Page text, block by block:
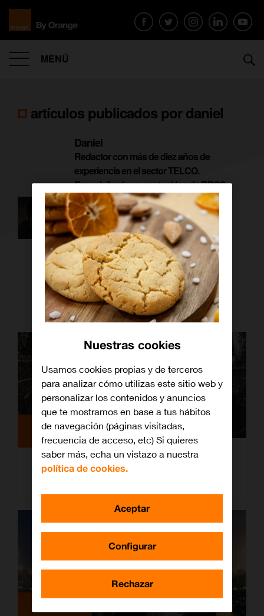
MENÚ
artículos publicados pordaniel
Daniel
Redactor con más de diez años de
experiencia en el sector TELCO.
Especializado en contenidos de RRSS,
cultura, televisión, videojuegos y cine. Te
contamos el día a día las noticias,
lanzamientos y novedades ligadas a
Orange.
Televisión
Las mejores ofertas para ver el fútbol
con Orange
Televisión
Nuestras cookies
Usamos cookies propias y de terceros
para analizar cómo utilizas este sitio web y
personalizar los contenidos y anuncios
que te mostramos en base a tus hábitos
de navegación (páginas visitadas,
frecuencia de acceso, etc) Si quieres
saber más, echa un vistazo a nuestra
política de cookies.
Configurar
Rechazar
Aceptar